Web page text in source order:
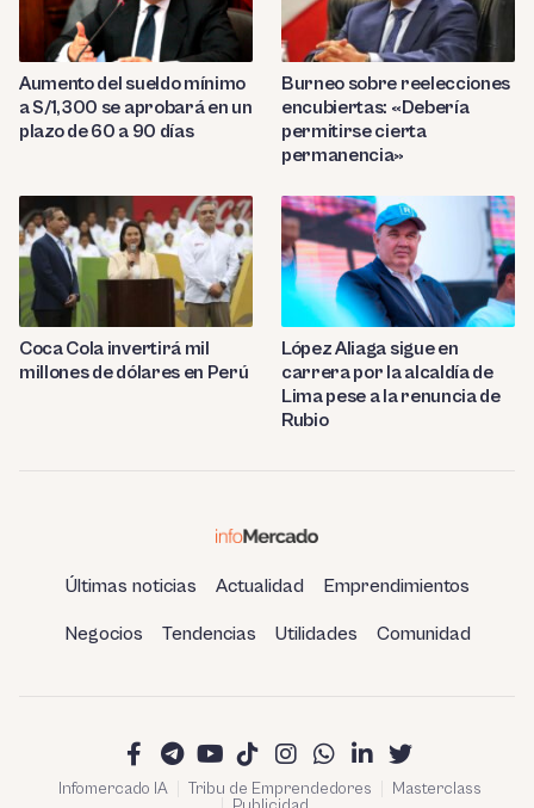
Aumento del sueldo mínimo
a S/1,300 se aprobará en un
plazo de 60 a 90 días
Burneo sobre reelecciones
encubiertas: «Debería
permitirse cierta
permanencia»
Coca Cola invertirá mil
millones de dólares en Perú
López Aliaga sigue en
carrera por la alcaldía de
Lima pese a la renuncia de
Rubio
Últimas noticias Actualidad Emprendimientos
Negocios Tendencias Utilidades Comunidad
Infomercado IA Tribu de Emprendedores
Masterclass